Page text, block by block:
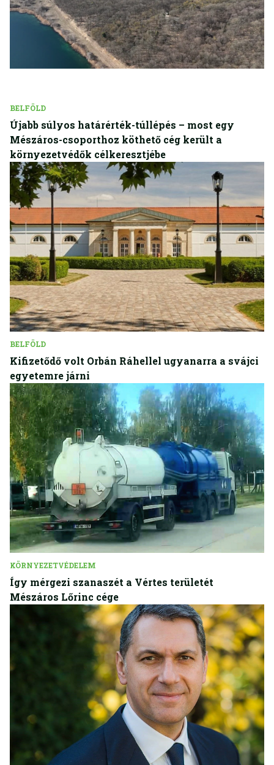
BELFÖLD
Újabb súlyos határérték-túllépés – most egy
Mészáros-csoporthoz köthető cég került a
környezetvédők célkeresztjébe
BELFÖLD
Kifizetődő volt Orbán Ráhellel ugyanarra a svájci
egyetemre járni
KÖRNYEZETVÉDELEM
Így mérgezi szanaszét a Vértes területét
Mészáros Lőrinc cége